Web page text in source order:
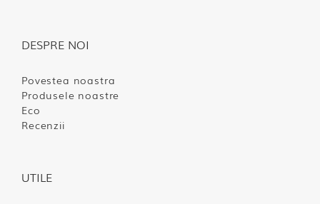
DESPRE NOI
Povestea noastra
Produsele noastre
Eco
Recenzii
UTILE